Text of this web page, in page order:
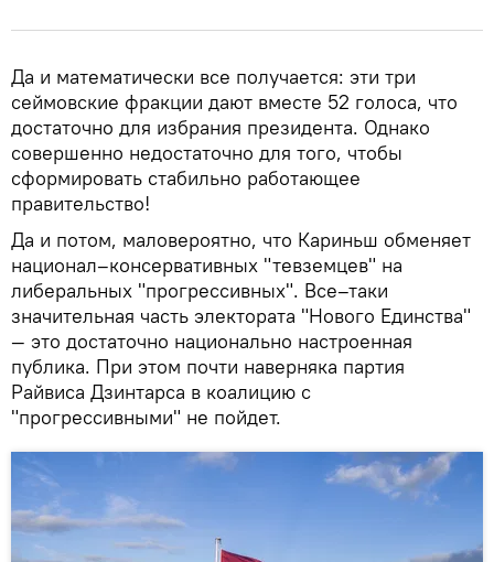
Да и математически все получается: эти три
сеймовские фракции дают вместе 52 голоса, что
достаточно для избрания президента. Однако
совершенно недостаточно для того, чтобы
сформировать стабильно работающее
правительство!
Да и потом, маловероятно, что Кариньш обменяет
национал–консервативных "тевземцев" на
либеральных "прогрессивных". Все–таки
значительная часть электората "Нового Единства"
— это достаточно национально настроенная
публика. При этом почти наверняка партия
Райвиса Дзинтарса в коалицию с
"прогрессивными" не пойдет.